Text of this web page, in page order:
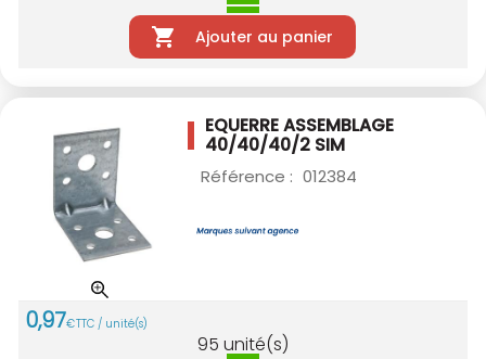
Ajouter au panier
EQUERRE ASSEMBLAGE
40/40/40/2 SIM
Référence : 012384
0,97€TTC / unité(s)
95 unité(s)